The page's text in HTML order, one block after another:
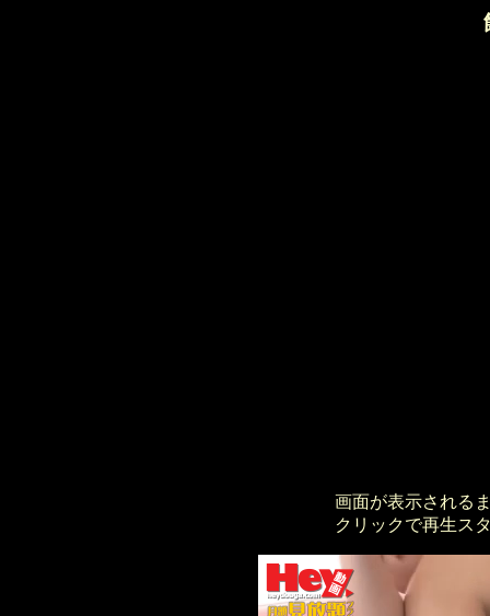
画面が表示される
クリックで再生ス